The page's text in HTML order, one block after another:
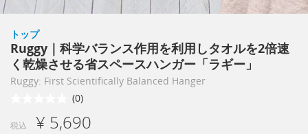
トップ
Ruggy｜科学バランス作用を利用しタオルを2倍速
く乾燥させる省スペースハンガー「ラギー」
Ruggy: First Scientifically Balanced Hanger
(0)
税込 ¥ 5,690